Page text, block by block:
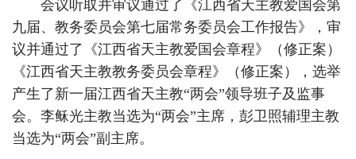
会议听取并审议通过了《江西省天主教爱国会第
九届、教务委员会第七届常务委员会工作报告》，审
议并通过了《江西省天主教爱国会章程》（修正案）
《江西省天主教教务委员会章程》（修正案），选举
产生了新一届江西省天主教“两会”领导班子及监事
会。李稣光主教当选为“两会”主席，彭卫照辅理主教
当选为“两会”副主席。